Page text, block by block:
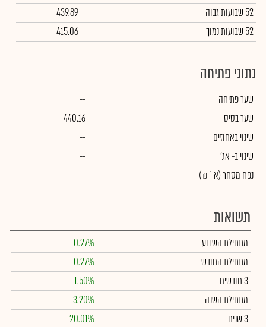
52 שבועות גבוה
439.89
52 שבועות נמוך
415.06
נתוני פתיחה
שער פתיחה
--
שער בסיס
440.16
שינוי באחוזים
--
שינויב- אג'
--
נפח מסחר(א` ₪)
תשואות
מתחילת השבוע
0.27%
מתחילת החודש
0.27%
3 חודשים
1.50%
מתחילת השנה
3.20%
3 שנים
20.01%